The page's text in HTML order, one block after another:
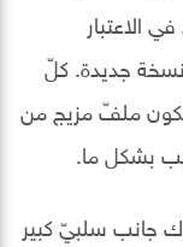
الاعتبار
نسخة جديدة. كلّ
ملفّ مزيج من
بشكل ما.
جانب سلبيّ كبير